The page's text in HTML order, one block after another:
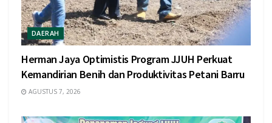
DAERAH
Herman Jaya Optimistis Program JJUH Perkuat
Kemandirian Benih dan Produktivitas Petani Barru
AGUSTUS 7, 2026